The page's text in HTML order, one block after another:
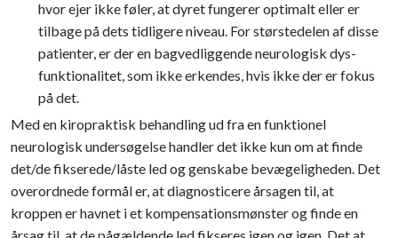
hvor ejer ikke føler, at dyret fungerer optimalt eller er
tilbage på dets tidligere niveau. For størstedelen af disse
patienter, er der en bagvedliggende neurologisk dys-
funktionalitet, som ikke erkendes, hvis ikke der er fokus
på det.
​Med en kiropraktisk behandling ud fra en funktionel
neurologisk undersøgelse handler det ikke kun om at finde
det/de fikserede/låste led og genskabe bevægeligheden. Det
overordnede formål er, at diagnosticere årsagen til, at
kroppen er havnet i et kompensationsmønster og finde en